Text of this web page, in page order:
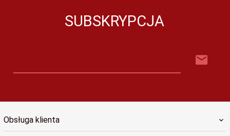
SUBSKRYPCJA
Obsługa klienta